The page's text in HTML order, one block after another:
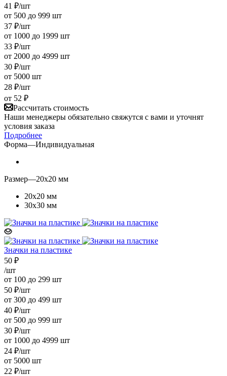
41 ₽/шт
от 500 до 999 шт
37 ₽/шт
от 1000 до 1999 шт
33 ₽/шт
от 2000 до 4999 шт
30 ₽/шт
от 5000 шт
28 ₽/шт
от 52 ₽
Рассчитать стоимость
Наши менеджеры обязательно свяжутся с вами и уточнят
условия заказа
Подробнее
Форма—Индивидуальная
Размер—20х20 мм
20х20 мм
30х30 мм
Значки на пластике
50 ₽
/шт
от 100 до 299 шт
50 ₽/шт
от 300 до 499 шт
40 ₽/шт
от 500 до 999 шт
30 ₽/шт
от 1000 до 4999 шт
24 ₽/шт
от 5000 шт
22 ₽/шт